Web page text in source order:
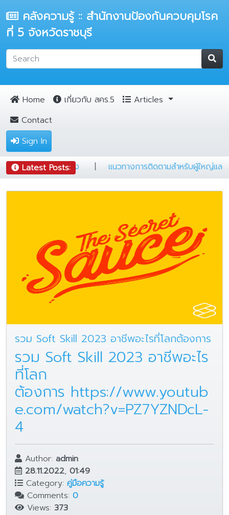
คลังความรู้ :: สำนักงานป้องกันควบคุมโรค
ที่ 5 จังหวัดราชบุรี
Home เกี่ยวกับ สคร.5
Articles
Contact
Sign In
Latest Posts:
แผ่นพับวัณโรคระยะแฝง|แนวทางการติดตามสำหรับ
รวม Soft Skill 2023 อาชีพอะไรที่โลกต้องการ
รวม Soft Skill 2023 อาชีพอะไร
ที่โลก
ต้องการ https://www.youtub
e.com/watch?v=PZ7YZNDcL-
4
Author: admin
28.11.2022, 01:49
Category: คู่มือความรู้
Comments: 0
Views: 373